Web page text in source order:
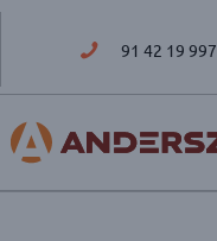
91 42 19 997